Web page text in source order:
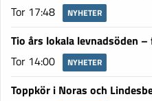
Tor 17:48
NYHETER
Tio års lokala levnadsöden
Tor 14:00
NYHETER
Toppkör i Noras och